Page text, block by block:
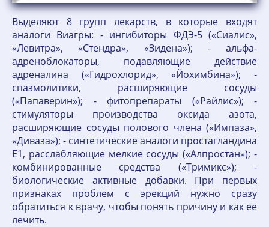
Выделяют 8 групп лекарств, в которые входят
аналоги Виагры: - ингибиторы ФДЭ-5 («Сиалис»,
«Левитра», «Стендра», «Зидена»); - альфа-
адреноблокаторы, подавляющие действие
адреналина («Гидрохлорид», «Йохимбина»); -
спазмолитики, расширяющие сосуды
(«Папаверин»); - фитопрепараты («Райлис»); -
стимуляторы производства оксида азота,
расширяющие сосуды полового члена («Импаза»,
«Диваза»); - синтетические аналоги простагландина
Е1, расслабляющие мелкие сосуды («Алпростан»); -
комбинированные средства («Тримикс»); -
биологические активные добавки. При первых
признаках проблем с эрекций нужно сразу
обратиться к врачу, чтобы понять причину и как ее
лечить.